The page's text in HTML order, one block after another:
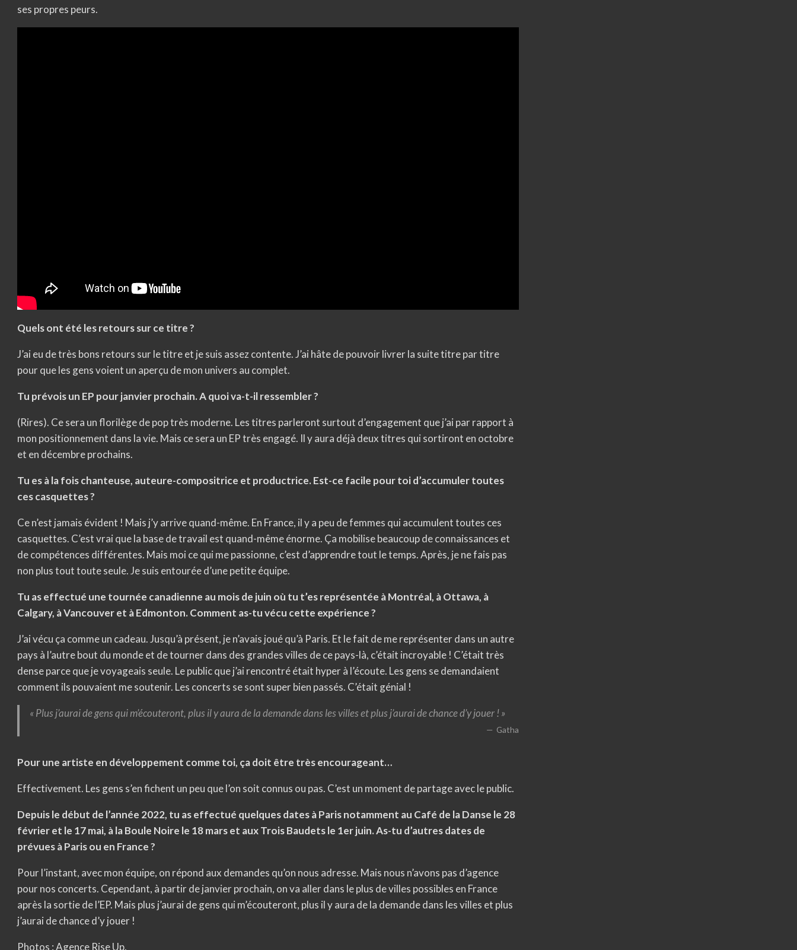
ses propres peurs.
Quels ont été les retours sur ce titre ?
J’ai eu de très bons retours sur le titre et je suis assez contente. J’ai hâte de pouvoir livrer la suite titre par titre
pour que les gens voient un aperçu de mon univers au complet.
Tu prévois un EP pour janvier prochain. A quoi va-t-il ressembler ?
(Rires). Ce sera un florilège de pop très moderne. Les titres parleront surtout d’engagement que j’ai par rapport à
mon positionnement dans la vie. Mais ce sera un EP très engagé. Il y aura déjà deux titres qui sortiront en octobre
et en décembre prochains.
Tu es à la fois chanteuse, auteure-compositrice et productrice. Est-ce facile pour toi d’accumuler toutes
ces casquettes ?
Ce n’est jamais évident ! Mais j’y arrive quand-même. En France, il y a peu de femmes qui accumulent toutes ces
casquettes. C’est vrai que la base de travail est quand-même énorme. Ça mobilise beaucoup de connaissances et
de compétences différentes. Mais moi ce qui me passionne, c’est d’apprendre tout le temps. Après, je ne fais pas
non plus tout toute seule. Je suis entourée d’une petite équipe.
Tu as effectué une tournée canadienne au mois de juin où tu t’es représentée à Montréal, à Ottawa, à
Calgary, à Vancouver et à Edmonton. Comment as-tu vécu cette expérience ?
J’ai vécu ça comme un cadeau. Jusqu’à présent, je n’avais joué qu’à Paris. Et le fait de me représenter dans un autre
pays à l’autre bout du monde et de tourner dans des grandes villes de ce pays-là, c’était incroyable ! C’était très
dense parce que je voyageais seule. Le public que j’ai rencontré était hyper à l’écoute. Les gens se demandaient
comment ils pouvaient me soutenir. Les concerts se sont super bien passés. C’était génial !
«Plus j’aurai de gens qui m’écouteront, plus il y aura de la demande dans les villes et plus j’aurai de chance d’y jouer ! »
Gatha
Pour une artiste en développement comme toi, ça doit être très encourageant…
Effectivement. Les gens s’en fichent un peu que l’on soit connus ou pas. C’est un moment de partage avec le public.
Depuis le début de l’année 2022, tu as effectué quelques dates à Paris notamment au Café de la Danse le 28
février et le 17 mai, à la Boule Noire le 18 mars et aux Trois Baudets le 1er juin. As-tu d’autres dates de
prévues à Paris ou en France ?
Pour l’instant, avec mon équipe, on répond aux demandes qu’on nous adresse. Mais nous n’avons pas d’agence
pour nos concerts. Cependant, à partir de janvier prochain, on va aller dans le plus de villes possibles en France
après la sortie de l’EP. Mais plus j’aurai de gens qui m’écouteront, plus il y aura de la demande dans les villes et plus
j’aurai de chance d’y jouer !
Photos : Agence Rise Up.